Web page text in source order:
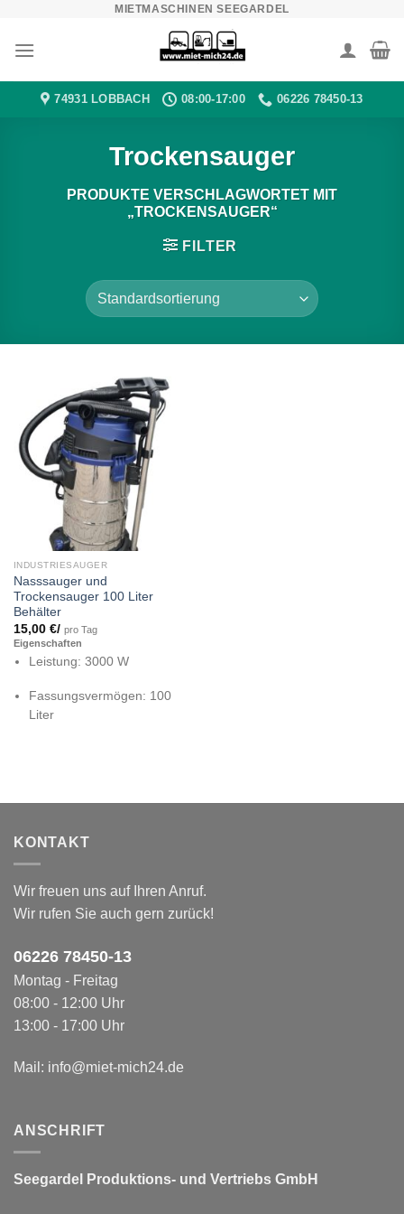
springen
MIETMASCHINEN SEEGARDEL
74931 LOBBACH 08:00-17:00 06226 78450-13
Trockensauger
PRODUKTE VERSCHLAGWORTET MIT
„TROCKENSAUGER“
FILTER
INDUSTRIESAUGER
Nasssauger und
Trockensauger 100 Liter
Behälter
15,00 €/ pro Tag
Eigenschaften
Leistung: 3000 W
Fassungsvermögen: 100
Liter
KONTAKT
Wir freuen uns auf Ihren Anruf.
Wir rufen Sie auch gern zurück!
06226 78450-13
Montag - Freitag
08:00 - 12:00 Uhr
13:00 - 17:00 Uhr
Mail: info@miet-mich24.de
ANSCHRIFT
Seegardel Produktions- und Vertriebs GmbH